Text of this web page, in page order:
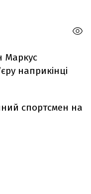
Маркус
наприкінці
спортсмен на